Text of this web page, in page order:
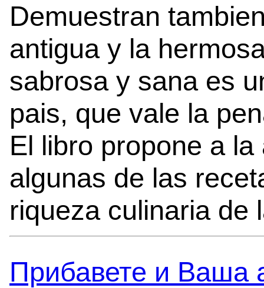
Demuestran
antigua y la
sabrosa y sana es
pais, que vale la
El libro propone a
algunas de las
riqueza culinaria de
Прибавете и Вашa